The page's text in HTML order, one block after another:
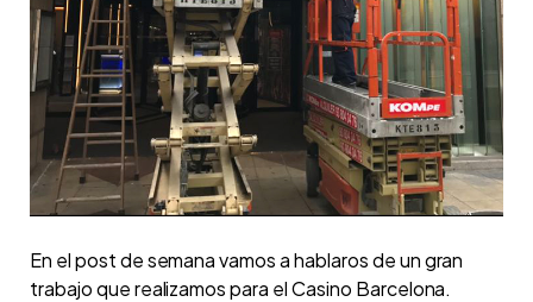
En el post de semana vamos a hablaros de un gran
trabajo que realizamos para el Casino Barcelona.